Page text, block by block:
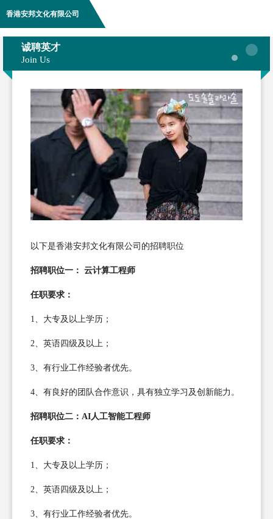
香港安邦文化有限公司
诚聘英才
Join Us
以下是香港安邦文化有限公司的招聘职位
招聘职位一： 云计算工程师
任职要求：
1、大专及以上学历；
2、英语四级及以上；
3、有行业工作经验者优先。
4、有良好的团队合作意识，具有独立学习及创新能力。
招聘职位二：AI人工智能工程师
任职要求：
1、大专及以上学历；
2、英语四级及以上；
3、有行业工作经验者优先。